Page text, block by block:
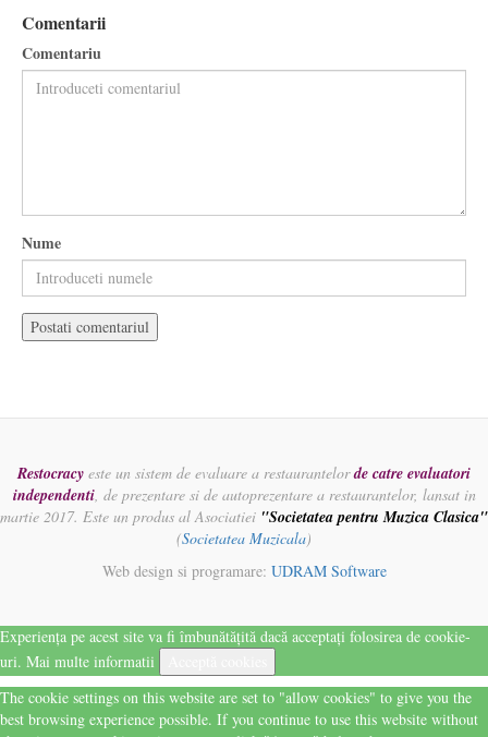
Comentarii
Comentariu
Nume
Restocracy este un sistem de evaluare a restaurantelorde catre evaluatori
independenti, de prezentare si de autoprezentare a restaurantelor, lansat in
martie 2017. Este un produs al Asociatiei "Societatea pentru Muzica Clasica"
(Societatea Muzicala)
Web design si programare: UDRAM Software
Experiența pe acest site va fi îmbunătățită dacă acceptați folosirea de cookie-
uri. Mai multe informatii
The cookie settings on this website are set to "allow cookies" to give you the
best browsing experience possible. If you continue to use this website without